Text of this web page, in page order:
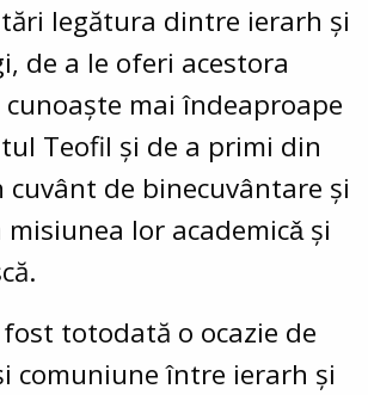
legătura dintre ierarh și
de a le oferi acestora
cunoaște mai îndeaproape
Teofil și de a primi din
cuvânt de binecuvântare și
lor academicǎ și
.
totodată o ocazie de
comuniuneîntre ierarh și